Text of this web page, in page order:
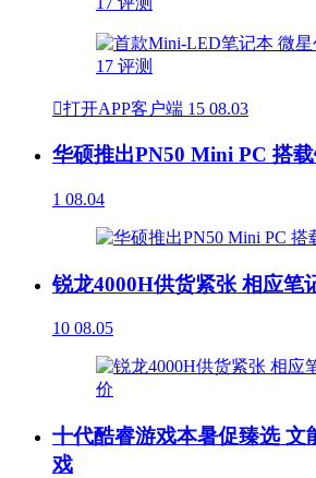
打开APP客户端 15 08.03
华硕推出PN50 Mini PC 搭
1 08.04
锐龙4000H供货紧张 相应笔
10 08.05
十代酷睿游戏本暑促臻选 文
戏